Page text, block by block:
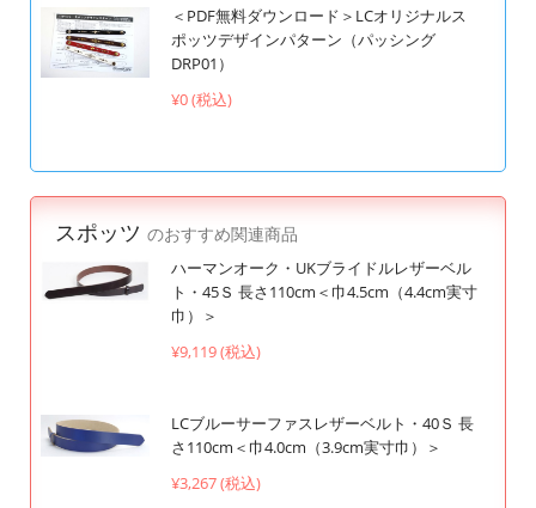
＜PDF無料ダウンロード＞LCオリジナルス
ポッツデザインパターン（パッシング
DRP01）
¥0 (税込)
スポッツ のおすすめ関連商品
ハーマンオーク・UKブライドルレザーベル
ト・45Ｓ 長さ110cm＜巾4.5cm（4.4cm実寸
巾）＞
¥9,119 (税込)
LCブルーサーファスレザーベルト・40Ｓ 長
さ110cm＜巾4.0cm（3.9cm実寸巾）＞
¥3,267 (税込)